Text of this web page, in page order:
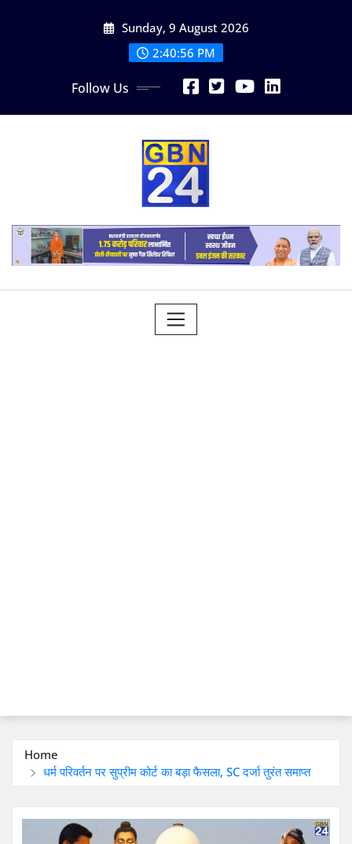
Sunday, 9 August 2026
2:40:57 PM
Follow Us
Home
धर्म परिवर्तन पर सुप्रीम कोर्ट का बड़ा फैसला, SC दर्जा तुरंत समाप्त